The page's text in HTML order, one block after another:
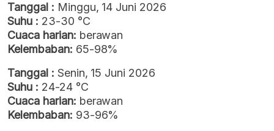
Tanggal : Minggu, 14 Juni 2026
Suhu : 23-30 °C
Cuaca harian: berawan
Kelembaban: 65-98%
Tanggal : Senin, 15 Juni 2026
Suhu : 24-24 °C
Cuaca harian: berawan
Kelembaban: 93-96%